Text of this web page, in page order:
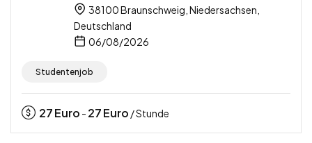
38100 Braunschweig, Niedersachsen,
Deutschland
06/08/2026
Studentenjob
27Euro - 27Euro / Stunde